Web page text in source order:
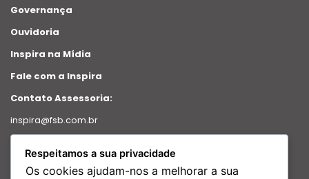
Governança
Ouvidoria
Inspira na Mídia
Fale com a Inspira
Contato Assessoria:
inspira@fsb.com.br
Intranet
Respeitamos a sua privacidade
Os cookies ajudam-nos a melhorar a sua